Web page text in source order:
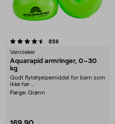
856
Vannleker
Aquarapid armringer, 0–30
kg
Godt flytehjelpemiddel for barn som
ikke har ....
Farge: Grønn
3.5 av 5 stjerner